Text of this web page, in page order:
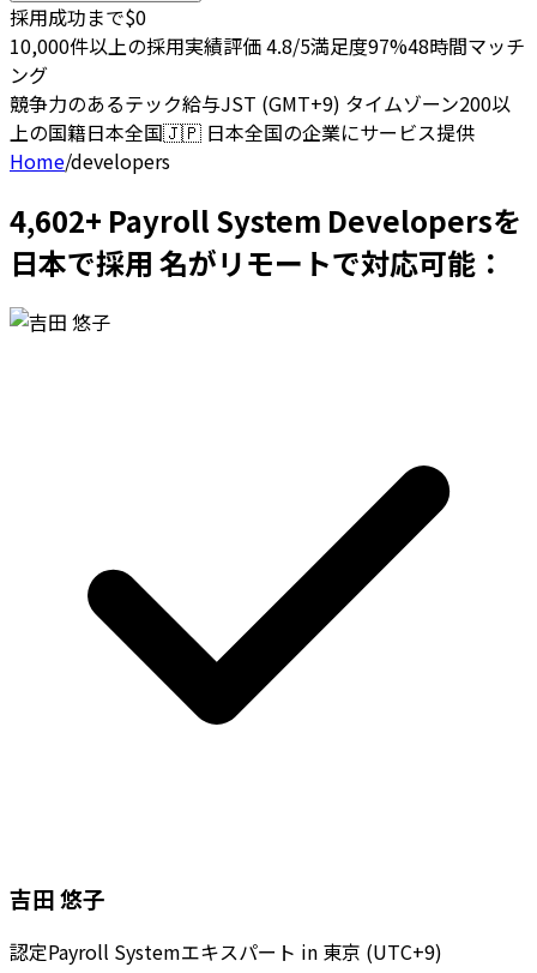
採用成功まで$0
10,000件以上の採用実績評価 4.8/5満足度97%48時間マッチ
ング
競争力のあるテック給与JST (GMT+9) タイムゾーン200以
上の国籍日本全国🇯🇵 日本全国の企業にサービス提供
Home/developers
4,602+ Payroll System Developersを
日本で採用 名がリモートで対応可能：
吉田 悠子
認定Payroll Systemエキスパート in 東京 (UTC+9)